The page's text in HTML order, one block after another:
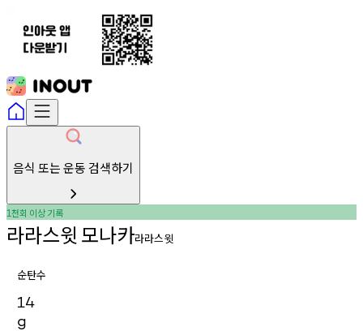
음식 또는 운동 검색하기
1천회 이상기록
라라스윗 모나카라라스윗
순탄수
14
g